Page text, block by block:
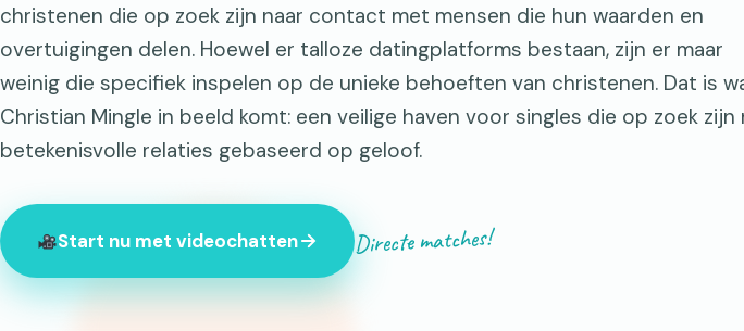
christenen die op zoek zijn naar contact met mensen die hun waarden en
overtuigingen delen. Hoewel er talloze datingplatforms bestaan, zijn er maar
weinig die specifiek inspelen op de unieke behoeften van christenen. Dat is
Christian Mingle in beeld komt: een veilige haven voor singles die op zoek zijn
betekenisvolle relaties gebaseerd op geloof.
Start nu met videochatten Directe matches!
Op dit moment zijn er 847 onbekenden online.